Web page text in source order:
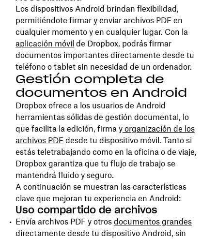
Los dispositivos Android brindan flexibilidad,
permitiéndote firmar y enviar archivos PDF en
cualquier momento y en cualquier lugar. Con la
aplicación móvil de Dropbox, podrás firmar
documentos importantes directamente desde tu
teléfono o tablet sin necesidad de un ordenador.
Gestión completa de
documentos en Android
Dropbox ofrece a los usuarios de Android
herramientas sólidas de gestión documental, lo
que facilita la edición, firma y organización de los
archivos PDF desde tu dispositivo móvil. Tanto si
estás teletrabajando como en la oficina o de viaje,
Dropbox garantiza que tu flujo de trabajo se
mantendrá fluido y seguro.
A continuación se muestran las características
clave que mejoran tu experiencia en Android:
Uso compartido de archivos
Envía archivos PDF y otros documentos grandes
directamente desde tu dispositivo Android, sin